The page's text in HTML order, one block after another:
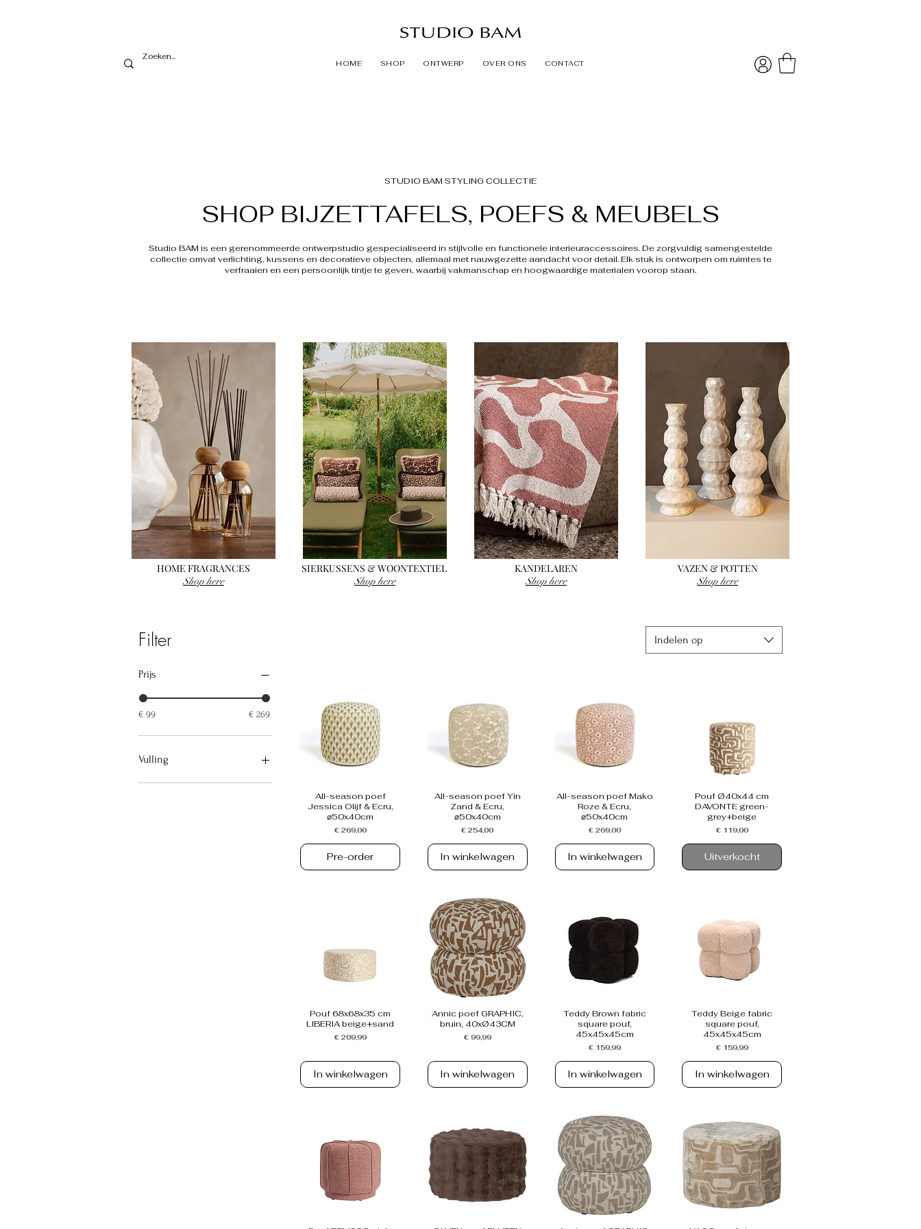
HOME SHOP ONTWERP OVER ONS CONTACT
STUDIO BAM STYLING COLLECTIE
SHOP BIJZETTAFELS, POEFS & MEUBELS
Studio BAM is een gerenommeerde ontwerpstudio gespecialiseerd in stijlvolle en functionele interieuraccessoires. De zorgvuldig samengestelde
collectie omvat verlichting, kussens en decoratieve objecten, allemaal met nauwgezette aandacht voor detail. Elk stuk is ontworpen om ruimtes te
verfraaien en een persoonlijk tintje te geven, waarbij vakmanschap en hoogwaardige materialen voorop staan.
HOME FRAGRANCES
Shop here
SIERKUSSENS & WOONTEXTIEL
Shop here
KANDELAREN
Shop here
VAZEN & POTTEN
Shop here
Filter
Prijs
€ 99 € 269
Vulling
Indelen op
All-season poef
Jessica Olijf & Ecru,
⌀50x40cm
Prijs
€ 269,00
Pre-order
All-season poef Yin
Zand & Ecru,
⌀50x40cm
Prijs
€ 254,00
In winkelwagen
All-season poef Mako
Roze & Ecru,
⌀50x40cm
Prijs
€ 269,00
In winkelwagen
Pouf Ø40x44 cm
DAVONTE green-
grey+beige
Prijs
€ 119,00
Uitverkocht
Pouf 68x68x35 cm
LIBERIA beige+sand
Prijs
€ 209,99
In winkelwagen
Annic poef GRAPHIC,
bruin, 40xØ43CM
Prijs
€ 99,99
In winkelwagen
Teddy Brown fabric
square pouf,
45x45x45cm
Prijs
€ 159,99
In winkelwagen
Teddy Beige fabric
square pouf,
45x45x45cm
Prijs
€ 159,99
In winkelwagen
NIEUW